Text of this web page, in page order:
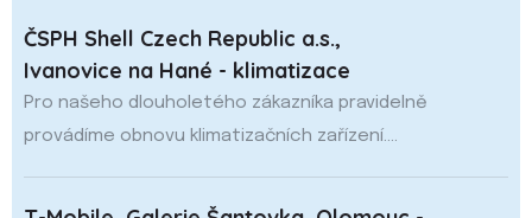
ČSPH Shell Czech Republic a.s.,
Ivanovice na Hané - klimatizace
Pro našeho dlouholetého zákazníka pravidelně
provádíme obnovu klimatizačních zařízení....